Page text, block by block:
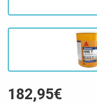
182,95€